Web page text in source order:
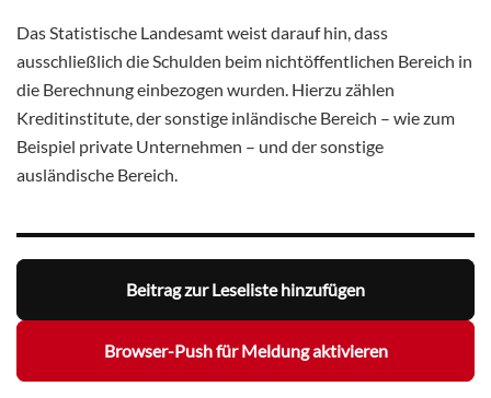
Das Statistische Landesamt weist darauf hin, dass
ausschließlich die Schulden beim nichtöffentlichen Bereich in
die Berechnung einbezogen wurden. Hierzu zählen
Kreditinstitute, der sonstige inländische Bereich – wie zum
Beispiel private Unternehmen – und der sonstige
ausländische Bereich.
Beitrag zur Leseliste hinzufügen
Browser-Push für Meldung aktivieren